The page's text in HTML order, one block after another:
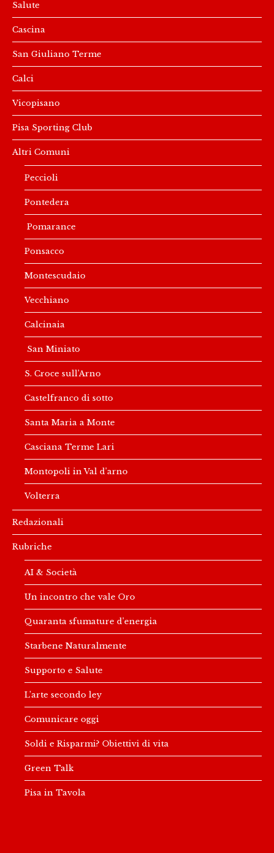
Salute
Cascina
San Giuliano Terme
Calci
Vicopisano
Pisa Sporting Club
Altri Comuni
Peccioli
Pontedera
Pomarance
Ponsacco
Montescudaio
Vecchiano
Calcinaia
San Miniato
S. Croce sull’Arno
Castelfranco di sotto
Santa Maria a Monte
Casciana Terme Lari
Montopoli in Val d’arno
Volterra
Redazionali
Rubriche
AI & Società
Un incontro che vale Oro
Quaranta sfumature d’energia
Starbene Naturalmente
Supporto e Salute
L’arte secondo ley
Comunicare oggi
Soldi e Risparmi? Obiettivi di vita
Green Talk
Pisa in Tavola